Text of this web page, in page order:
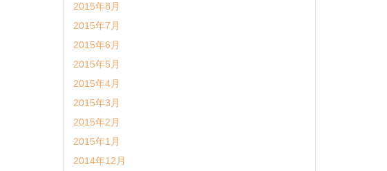
2015年8月
2015年7月
2015年6月
2015年5月
2015年4月
2015年3月
2015年2月
2015年1月
2014年12月